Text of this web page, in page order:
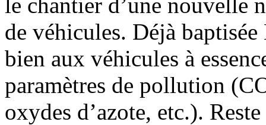
de véhicules. Déjà
bien aux véhicules à
paramètres de pollution
oxydes d’azote, etc.).